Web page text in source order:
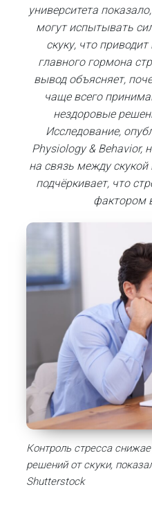
университета
могут испытывать
скуку, что
главного гормона
вывод объясняет,
чаще всего
нездоровые
Исследование,
Physiology & Behavior,
на связь между
подчёркивает, что
фактором
Контроль стресса
решений от скуки,
Shutterstock